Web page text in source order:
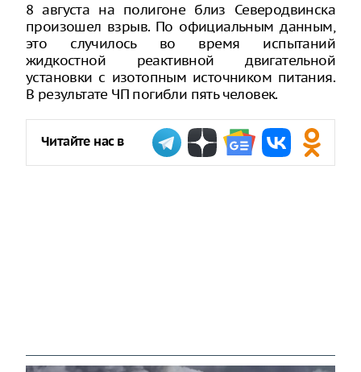
8 августа на полигоне близ Северодвинска
произошел взрыв. По официальным данным,
это случилось во время испытаний
жидкостной реактивной двигательной
установки с изотопным источником питания.
В результате ЧП погибли пять человек.
Читайте нас в